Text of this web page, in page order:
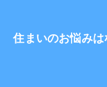
住まいのお悩みは